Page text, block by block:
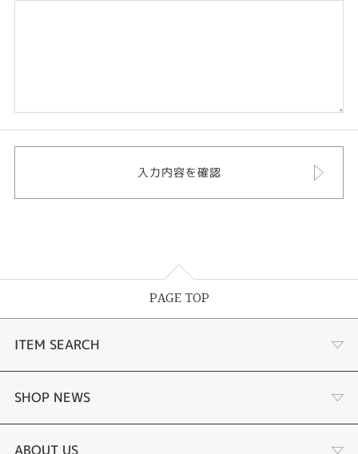
PAGE TOP
ITEM SEARCH
婚約指輪
手作り婚約指輪
SHOP NEWS
デジタルジュエリー®とは
ABOUT US